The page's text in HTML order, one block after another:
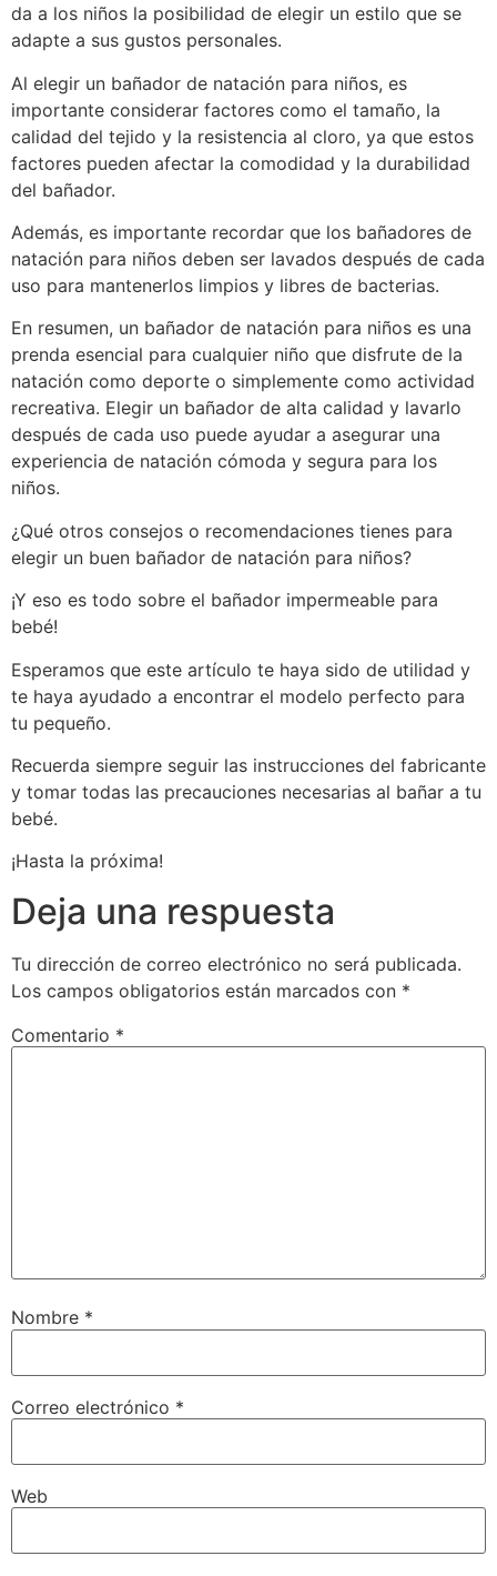
da a los niños la posibilidad de elegir un estilo que se
adapte a sus gustos personales.
Al elegir un bañador de natación para niños, es
importante considerar factores como el tamaño, la
calidad del tejido y la resistencia al cloro, ya que estos
factores pueden afectar la comodidad y la durabilidad
del bañador.
Además, es importante recordar que los bañadores de
natación para niños deben ser lavados después de cada
uso para mantenerlos limpios y libres de bacterias.
En resumen, un bañador de natación para niños es una
prenda esencial para cualquier niño que disfrute de la
natación como deporte o simplemente como actividad
recreativa. Elegir un bañador de alta calidad y lavarlo
después de cada uso puede ayudar a asegurar una
experiencia de natación cómoda y segura para los
niños.
¿Qué otros consejos o recomendaciones tienes para
elegir un buen bañador de natación para niños?
¡Y eso es todo sobre el bañador impermeable para
bebé!
Esperamos que este artículo te haya sido de utilidad y
te haya ayudado a encontrar el modelo perfecto para
tu pequeño.
Recuerda siempre seguir las instrucciones del fabricante
y tomar todas las precauciones necesarias al bañar a tu
bebé.
¡Hasta la próxima!
Deja una respuesta
Tu dirección de correo electrónico no será publicada.
Los campos obligatorios están marcados con *
Comentario *
Nombre *
Correo electrónico *
Web